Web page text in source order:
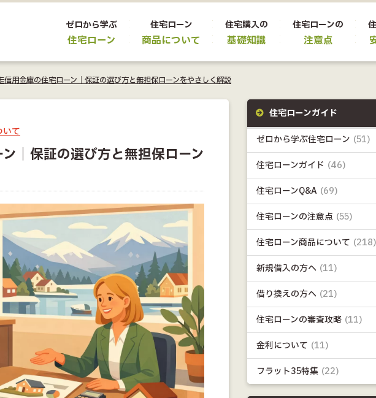
ゼロから学ぶ
住宅ローン
住宅ローン
商品について
住宅購入の
基礎知識
住宅ローンの
注意点
信用金庫の住宅ローン｜保証の選び方と無担保ローンをやさしく解説
いて
｜保証の選び方と無担保ローン
住宅ローンガイド
ゼロから学ぶ住宅ローン (51)
住宅ローンガイド (46)
住宅ローンQ&A (69)
住宅ローンの注意点 (55)
住宅ローン商品について (218)
新規借入の方へ (11)
借り換えの方へ (21)
住宅ローンの審査攻略 (11)
金利について (11)
フラット35特集 (22)